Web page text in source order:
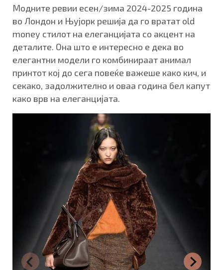
Модните ревии есен/зима 2024-2025 година
во Лондон и Њујорк решија да го вратат old
money стилот на елеганцијата со акцент на
деталите. Она што е интересно е дека во
елегантни модели го комбинираат анимал
принтот кој до сега повеќе важеше како кич, и
секако, задолжително и оваа година бел капут
како врв на елеганцијата.